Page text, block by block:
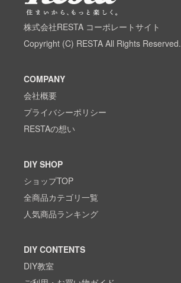
株式会社RESTA コーポレートサイト
Copyright (C) RESTA All Rights Reserved.
COMPANY
会社概要
プライバシーポリシー
RESTAの想い
DIY SHOP
ショップTOP
全商品カテゴリ一覧
人気商品ランキング
DIY CONTENTS
DIY教室